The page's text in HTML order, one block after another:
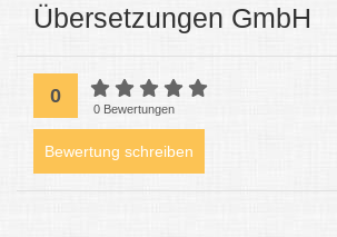
Übersetzungen GmbH
0
0 Bewertungen
Bewertung schreiben